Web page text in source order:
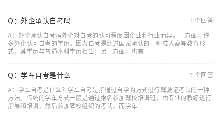
Q：外企承认自考吗
1 个回答
A：外企承认自考吗外企对自考的认可程度因企业和行业而异。一方面，许
多外企认可自考的学历，因为自考是经过国家承认的一种成人高等教育形
式，其学历与普通本科学历相当；另一方面，也有
Q：学车自考是什么
1 个回答
A：学车自考是什么？学车自考是指通过自学的方式进行驾驶证考试的一种
方法。传统的学车方式一般是通过报名参加驾校培训班，由专业的教练进行
指导和培训，然后参加驾校组织的考试。而学车